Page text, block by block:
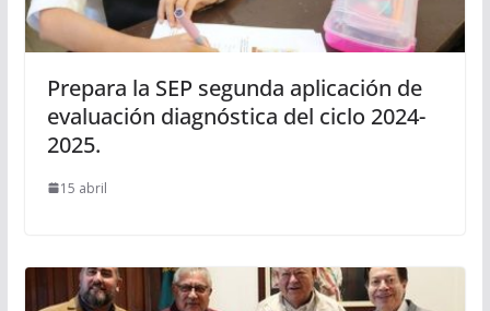
Prepara la SEP segunda aplicación de
evaluación diagnóstica del ciclo 2024-
2025.
15 abril